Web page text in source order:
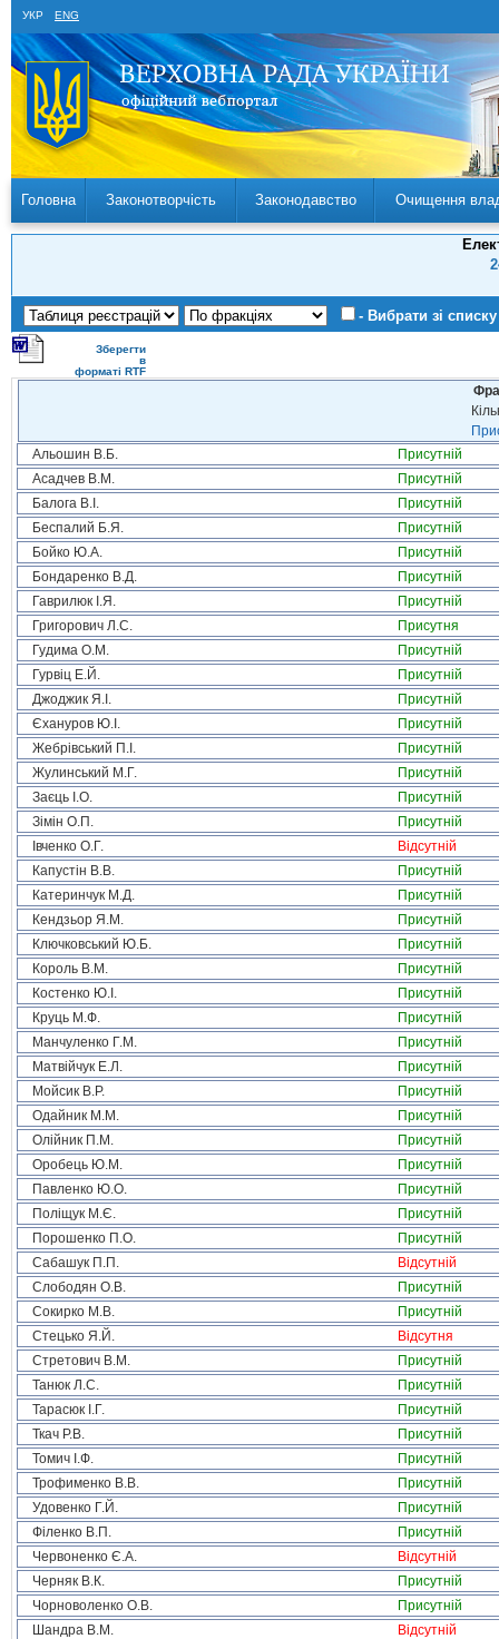
УКР ENG
Головна Законотворчість Законодавство Очищення
- Вибрати зі списку
Зберегти
в
форматі RTF
Альошин В.Б.
Присутній
Асадчев В.М.
Присутній
Балога В.І.
Присутній
Беспалий Б.Я.
Присутній
Бойко Ю.А.
Присутній
Бондаренко В.Д.
Присутній
Гаврилюк І.Я.
Присутній
Григорович Л.С.
Присутня
Гудима О.М.
Присутній
Гурвіц Е.Й.
Присутній
Джоджик Я.І.
Присутній
Єхануров Ю.І.
Присутній
Жебрівський П.І.
Присутній
Жулинський М.Г.
Присутній
Заєць І.О.
Присутній
Зімін О.П.
Присутній
Івченко О.Г.
Відсутній
Капустін В.В.
Присутній
Катеринчук М.Д.
Присутній
Кендзьор Я.М.
Присутній
Ключковський Ю.Б.
Присутній
Король В.М.
Присутній
Костенко Ю.І.
Присутній
Круць М.Ф.
Присутній
Манчуленко Г.М.
Присутній
Матвійчук Е.Л.
Присутній
Мойсик В.Р.
Присутній
Одайник М.М.
Присутній
Олійник П.М.
Присутній
Оробець Ю.М.
Присутній
Павленко Ю.О.
Присутній
Поліщук М.Є.
Присутній
Порошенко П.О.
Присутній
Сабашук П.П.
Відсутній
Слободян О.В.
Присутній
Сокирко М.В.
Присутній
Стецько Я.Й.
Відсутня
Стретович В.М.
Присутній
Танюк Л.С.
Присутній
Тарасюк І.Г.
Присутній
Ткач Р.В.
Присутній
Томич І.Ф.
Присутній
Трофименко В.В.
Присутній
Удовенко Г.Й.
Присутній
Філенко В.П.
Присутній
Червоненко Є.А.
Відсутній
Черняк В.К.
Присутній
Чорноволенко О.В.
Присутній
Шандра В.М.
Відсутній